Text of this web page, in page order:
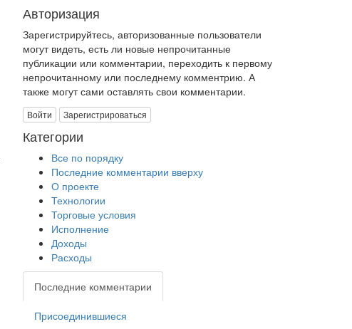
Авторизация
Зарегистрируйтесь, авторизованные пользователи
могут видеть, есть ли новые непрочитанные
публикации или комментарии, переходить к первому
непрочитанному или последнему комментрию. А
также могут сами оставлять свои комментарии.
Войти Зарегистрироваться
Категории
Все по порядку
Последние комментарии вверху
О проекте
Технологии
Торговые условия
Исполнение
Доходы
Расходы
Последние комментарии
Присоединившиеся